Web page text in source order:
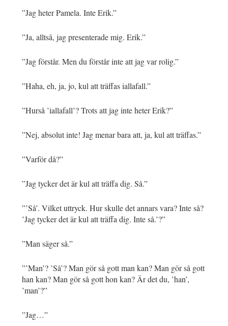
”Jag heter Pamela. Inte Erik.”
”Ja, alltså, jag presenterade mig. Erik.”
”Jag förstår. Men du förstår inte att jag var rolig.”
”Haha, eh, ja, jo, kul att träffas iallafall.”
”Hurså ’iallafall’? Trots att jag inte heter Erik?”
”Nej, absolut inte! Jag menar bara att, ja, kul att träffas.”
”Varför då?”
”Jag tycker det är kul att träffa dig. Så.”
”’Så’. Vilket uttryck. Hur skulle det annars vara? Inte så?
’Jag tycker det är kul att träffa dig. Inte så.’?”
”Man säger så.”
”’Man’? ’Så’? Man gör så gott man kan? Man gör så gott
han kan? Man gör så gott hon kan? Är det du, ’han’,
’man’?”
”Jag…”